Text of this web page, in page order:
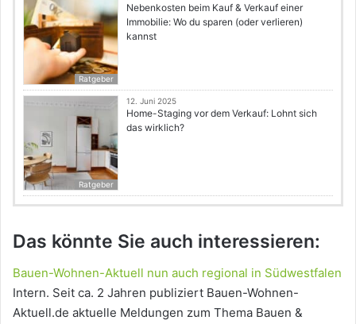
Ratgeber
Nebenkosten beim Kauf & Verkauf einer
Immobilie: Wo du sparen (oder verlieren)
kannst
Ratgeber
12. Juni 2025
Home-Staging vor dem Verkauf: Lohnt sich
das wirklich?
Das könnte Sie auch interessieren:
Bauen-Wohnen-Aktuell nun auch regional in Südwestfalen
Intern. Seit ca. 2 Jahren publiziert Bauen-Wohnen-
Aktuell.de aktuelle Meldungen zum Thema Bauen &